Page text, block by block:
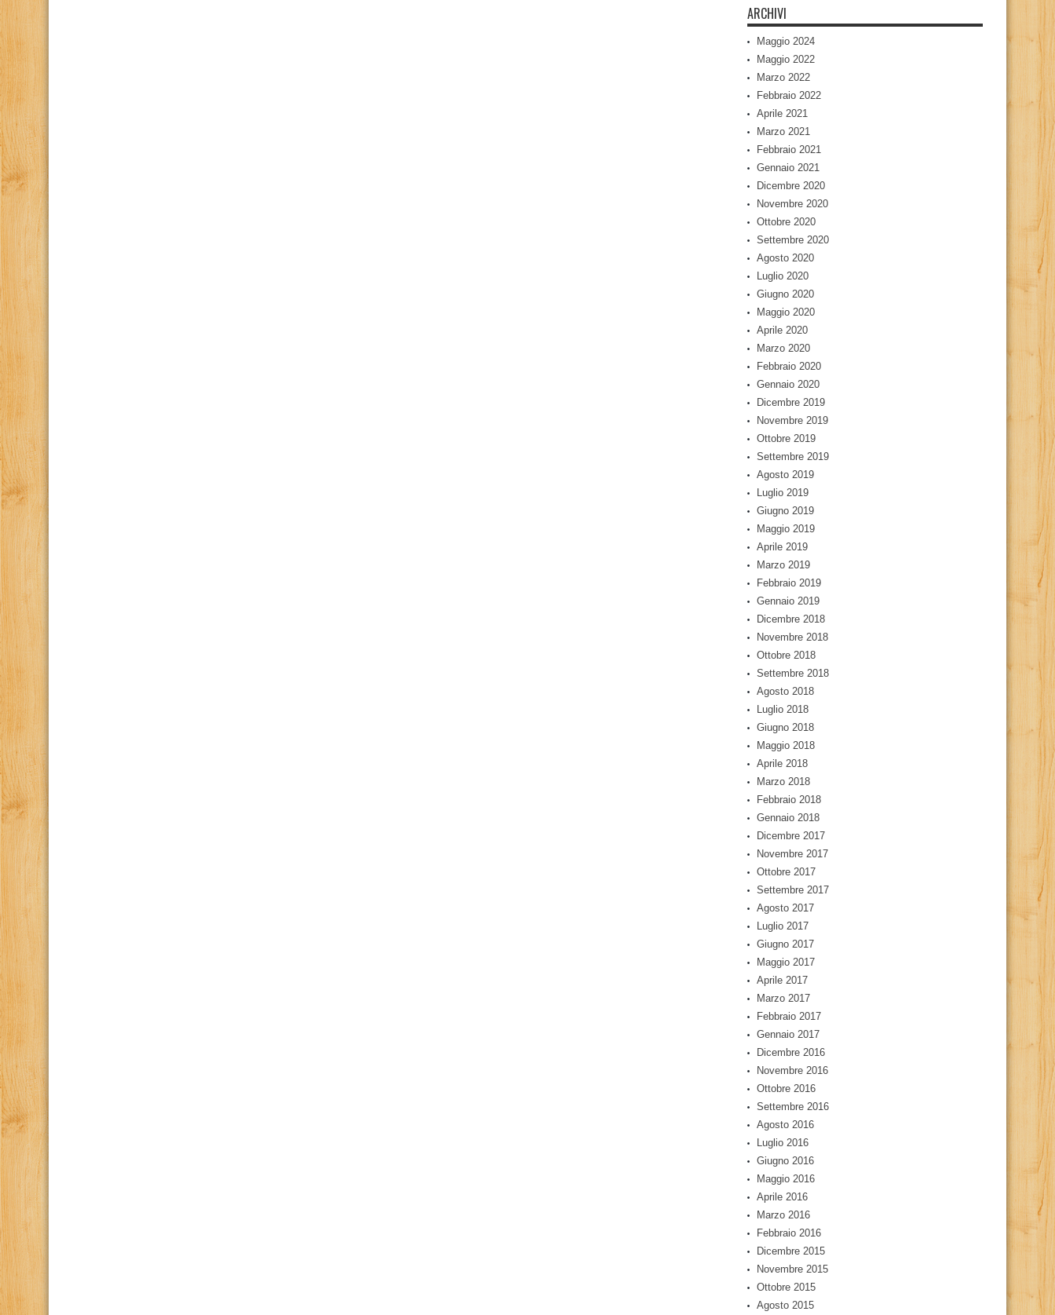
ARCHIVI
Maggio 2024
Maggio 2022
Marzo 2022
Febbraio 2022
Aprile 2021
Marzo 2021
Febbraio 2021
Gennaio 2021
Dicembre 2020
Novembre 2020
Ottobre 2020
Settembre 2020
Agosto 2020
Luglio 2020
Giugno 2020
Maggio 2020
Aprile 2020
Marzo 2020
Febbraio 2020
Gennaio 2020
Dicembre 2019
Novembre 2019
Ottobre 2019
Settembre 2019
Agosto 2019
Luglio 2019
Giugno 2019
Maggio 2019
Aprile 2019
Marzo 2019
Febbraio 2019
Gennaio 2019
Dicembre 2018
Novembre 2018
Ottobre 2018
Settembre 2018
Agosto 2018
Luglio 2018
Giugno 2018
Maggio 2018
Aprile 2018
Marzo 2018
Febbraio 2018
Gennaio 2018
Dicembre 2017
Novembre 2017
Ottobre 2017
Settembre 2017
Agosto 2017
Luglio 2017
Giugno 2017
Maggio 2017
Aprile 2017
Marzo 2017
Febbraio 2017
Gennaio 2017
Dicembre 2016
Novembre 2016
Ottobre 2016
Settembre 2016
Agosto 2016
Luglio 2016
Giugno 2016
Maggio 2016
Aprile 2016
Marzo 2016
Febbraio 2016
Dicembre 2015
Novembre 2015
Ottobre 2015
Agosto 2015